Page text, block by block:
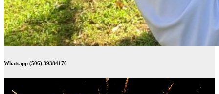
Whatsapp (506) 89384176